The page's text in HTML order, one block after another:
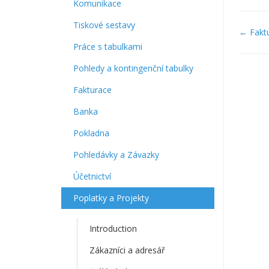
Komunikace
Tiskové sestavy
Práce s tabulkami
Pohledy a kontingenční tabulky
Fakturace
Banka
Pokladna
Pohledávky a Závazky
Účetnictví
Poplatky a Projekty
Introduction
Zákazníci a adresář
←